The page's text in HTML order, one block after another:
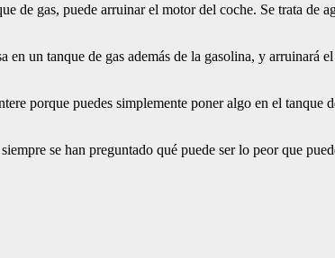
de gas, puede arruinar el motor del coche. Se trata de
un tanque de gas además de la gasolina, y arruinará
porque puedes simplemente poner algo en el tanque
se han preguntado qué puede ser lo peor que